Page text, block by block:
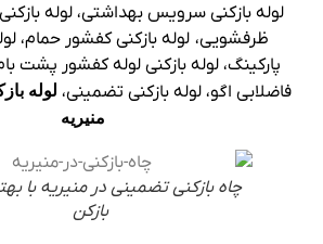
لوله بازکنی سرویس بهداشتی، لوله
ظرفشویی، لوله بازکنی کفشور حمام،
پارکینگ، لوله بازکنی لوله کفشور پشت
فاضلابی اگو، لوله بازکنی تضمینی، لوله
منیریه
چاه بازکنی تضمینی در منیریه با
بازکن